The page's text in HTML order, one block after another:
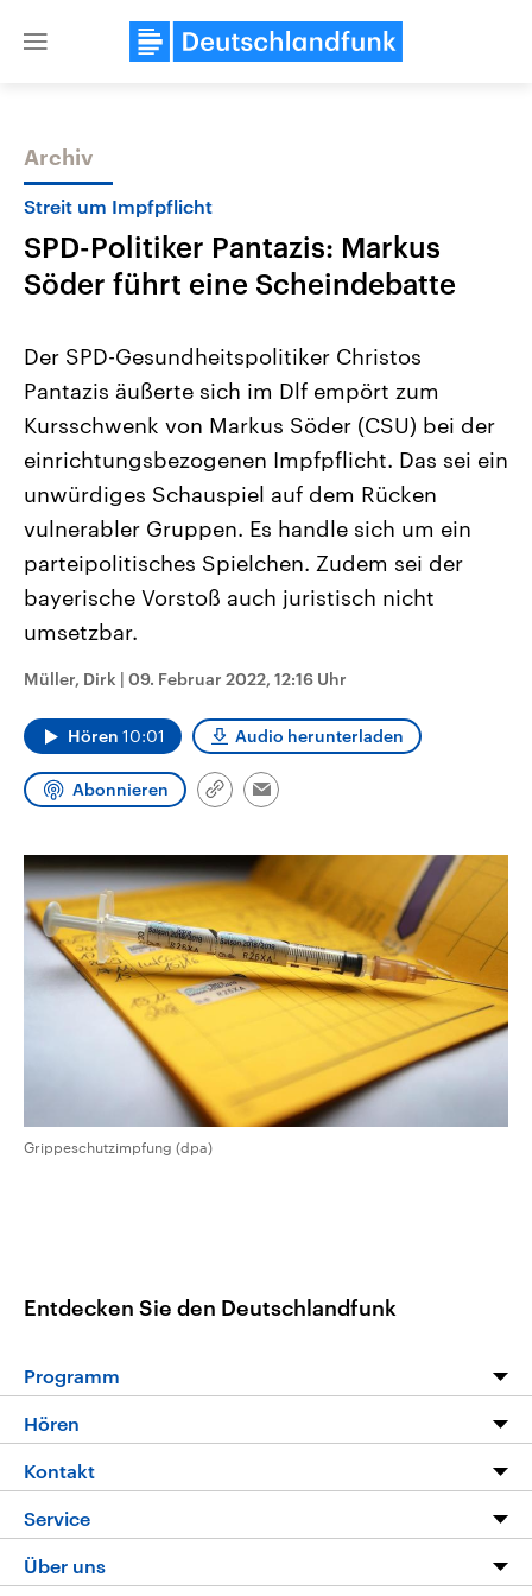
Close
Themen
Landtagswahl Sachsen-Anhalt
2026
Alle Informationen
Sachsen-Anhalt wählt am 6.
September 2026 einen neuen
Landtag. Seit 2021 wird das
Bundesland von einer Koalition aus
CDU, SPD und FDP regiert.-
Umfragen, Prognosen,
Wahlprogramme, aktuelle Berichte
und Hintergründe zu den Parteien
und Kandidaten der anstehenden
Wahl.
USA
Aktuelle Beiträge,
Hintergründe
Wirtschaftlich und
gehören die Vereinigten
den mächtigsten Ländern
mit großem Einfluss auf
Sendungen Programm Podcasts
Archiv
Streit um Impfpflicht
SPD-Politiker Pantazis: Markus
Söder führt eine Scheindebatte
Der SPD-Gesundheitspolitiker Christos
Pantazis äußerte sich im Dlf empört zum
Kursschwenk von Markus Söder (CSU) bei der
einrichtungsbezogenen Impfpflicht. Das sei ein
unwürdiges Schauspiel auf dem Rücken
vulnerabler Gruppen. Es handle sich um ein
parteipolitisches Spielchen. Zudem sei der
bayerische Vorstoß auch juristisch nicht
umsetzbar.
Müller, Dirk | 09. Februar 2022, 12:16 Uhr
Hören 10:01 Audio herunterladen
Abonnieren
Link
Email
Grippeschutzimpfung (dpa)
Entdecken Sie den Deutschlandfunk
Programm
Programm
Die Nachrichten
Nachrichtenleicht
Neue Beiträge auf dlf.de
Hören
Livestream
Podcasts
Deutschlandfunk App
Kontakt
Hörerservice
Service
FAQ
Über uns